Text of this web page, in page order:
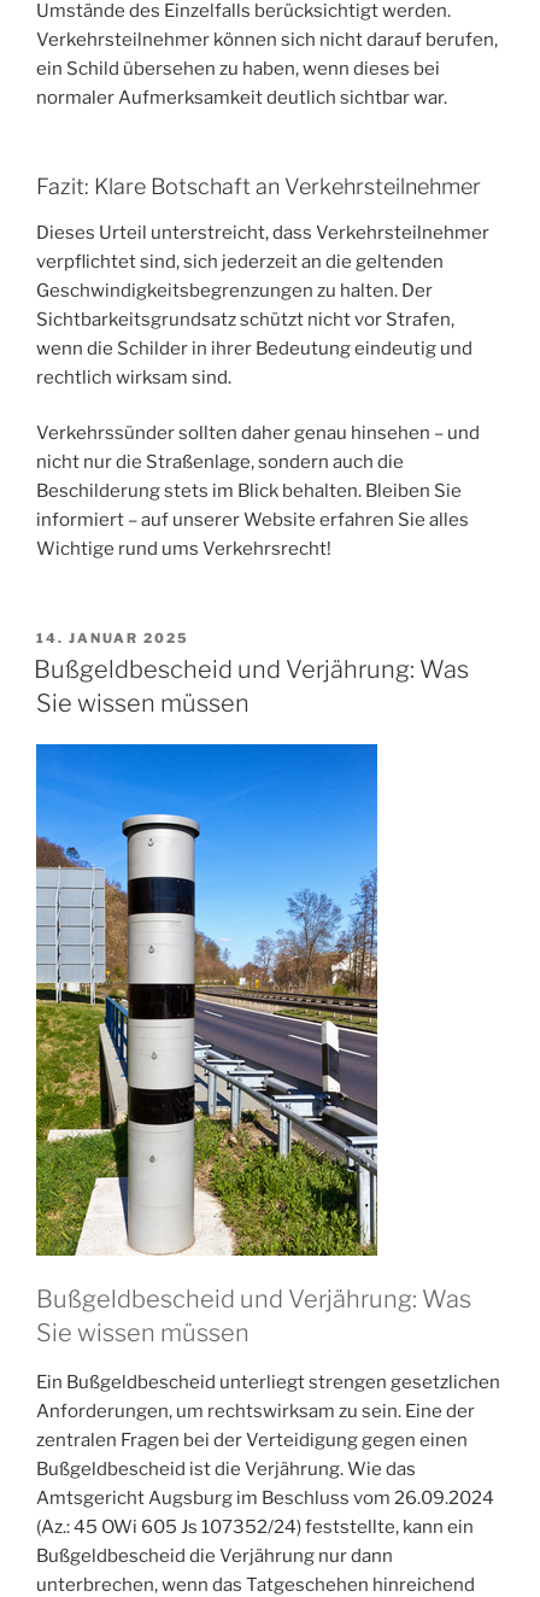
Umstände des Einzelfalls berücksichtigt werden.
Verkehrsteilnehmer können sich nicht darauf berufen,
ein Schild übersehen zu haben, wenn dieses bei
normaler Aufmerksamkeit deutlich sichtbar war.
Fazit: Klare Botschaft an Verkehrsteilnehmer
Dieses Urteil unterstreicht, dass Verkehrsteilnehmer
verpflichtet sind, sich jederzeit an die geltenden
Geschwindigkeitsbegrenzungen zu halten. Der
Sichtbarkeitsgrundsatz schützt nicht vor Strafen,
wenn die Schilder in ihrer Bedeutung eindeutig und
rechtlich wirksam sind.
Verkehrssünder sollten daher genau hinsehen – und
nicht nur die Straßenlage, sondern auch die
Beschilderung stets im Blick behalten. Bleiben Sie
informiert – auf unserer Website erfahren Sie alles
Wichtige rund ums Verkehrsrecht!
VERÖFFENTLICHT
AM
14. JANUAR 2025
Bußgeldbescheid und Verjährung: Was
Sie wissen müssen
Bußgeldbescheid und Verjährung: Was
Sie wissen müssen
Ein Bußgeldbescheid unterliegt strengen gesetzlichen
Anforderungen, um rechtswirksam zu sein. Eine der
zentralen Fragen bei der Verteidigung gegen einen
Bußgeldbescheid ist die Verjährung. Wie das
Amtsgericht Augsburg im Beschluss vom 26.09.2024
(Az.: 45 OWi 605 Js 107352/24) feststellte, kann ein
Bußgeldbescheid die Verjährung nur dann
unterbrechen, wenn das Tatgeschehen hinreichend